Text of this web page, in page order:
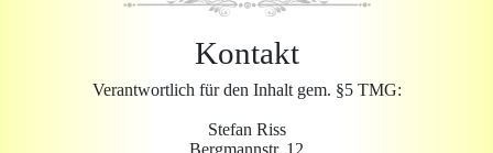
Kontakt
Verantwortlich für den Inhalt gem. §5 TMG:
Stefan Riss
Bergmannstr. 12